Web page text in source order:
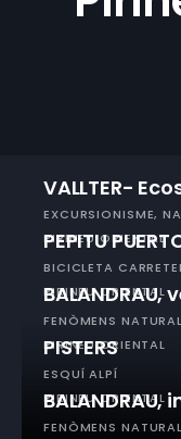
VALLTER-
EXCURSIONISME
PIRINEU ORIENTAL
PEPITU
BICICLETA
PIRINEU ORIENTAL
FENÒMENS
PIRINEU ORIENTAL
PISTERS
ESQUÍ ALPÍ
PIRINEU ORIENTAL
FENÒMENS